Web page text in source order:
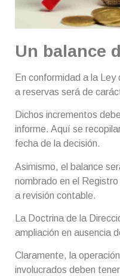
Un balance
En conformidad a la
a reservas será de
Dichos incrementos
informe. Aquí se
fecha de la decisión.
Asimismo, el balance
nombrado en el
a revisión contable.
La Doctrina de la
ampliación en ausencia
Claramente, la
involucrados deben